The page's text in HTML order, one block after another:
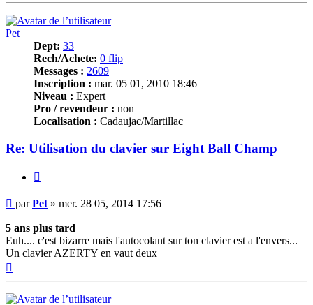
Pet
Dept: 33
Rech/Achete: 0 flip
Messages : 2609
Inscription : mar. 05 01, 2010 18:46
Niveau : Expert
Pro / revendeur : non
Localisation : Cadaujac/Martillac
Re: Utilisation du clavier sur Eight Ball Champ
Message
parPet » mer. 28 05, 2014 17:56
5 ans plus tard
Euh.... c'est bizarre mais l'autocolant sur ton clavier est a l'envers...
Un clavier AZERTY en vaut deux